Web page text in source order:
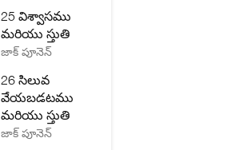
25 విశ్వాసము
మరియు స్తుతి
జాక్ పూనెన్
26 సిలువ
వేయబడటము
మరియు స్తుతి
జాక్ పూనెన్